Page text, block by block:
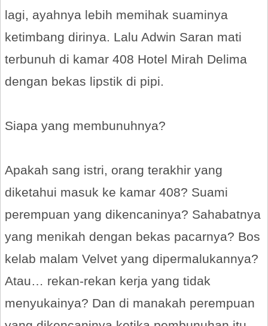
lagi, ayahnya lebih memihak suaminya
ketimbang dirinya. Lalu Adwin Saran mati
terbunuh di kamar 408 Hotel Mirah Delima
dengan bekas lipstik di pipi.
Siapa yang membunuhnya?
Apakah sang istri, orang terakhir yang
diketahui masuk ke kamar 408? Suami
perempuan yang dikencaninya? Sahabatnya
yang menikah dengan bekas pacarnya? Bos
kelab malam Velvet yang dipermalukannya?
Atau… rekan-rekan kerja yang tidak
menyukainya? Dan di manakah perempuan